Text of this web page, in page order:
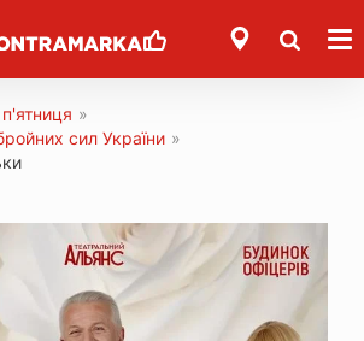
»
сил України »